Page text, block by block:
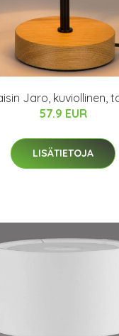
Jaro, kuviollinen,
57.9 EUR
LISÄTIETOJA